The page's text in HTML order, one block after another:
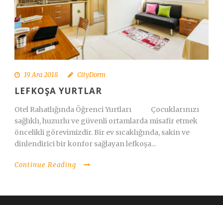
19 Ara 2018 CityDorm
LEFKOŞA YURTLAR
Otel Rahatlığında Öğrenci Yurtları Çocuklarınızı
sağlıklı, huzurlu ve güvenli ortamlarda misafir etmek
öncelikli görevimizdir. Bir ev sıcaklığında, sakin ve
dinlendirici bir konfor sağlayan lefkoşa...
Continue Reading